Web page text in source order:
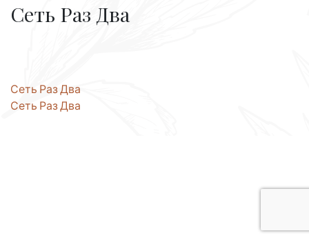
Сеть Раз Два
Навигация
по
Сеть Раз Два
Сеть Раз Два